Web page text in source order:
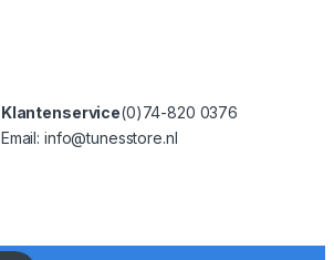
Klantenservice(0)74-820 0376
Email: info@tunesstore.nl